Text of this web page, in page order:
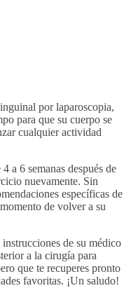
por laparoscopia,
para que su cuerpo se
cualquier actividad
a 6 semanas después de
nuevamente. Sin
específicas de
de volver a su
de su médico
a la cirugía para
que te recuperes pronto
favoritas. ¡Un saludo!